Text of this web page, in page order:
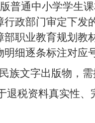
普通中小学学生
行政部门审定下发
部职业教育规划教
细逐条标注对应
族文字出版物，需
退税资料真实性